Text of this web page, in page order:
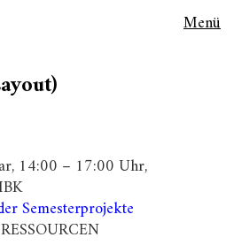
Menü
14:00 – 17:00 Uhr,
Semesterprojekte